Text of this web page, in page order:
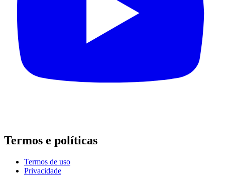
Termos e políticas
Termos de uso
Privacidade